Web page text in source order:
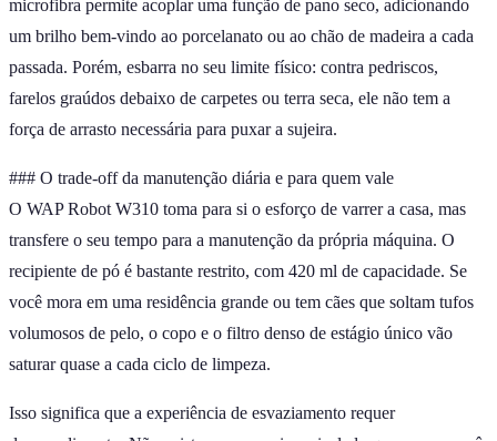
microfibra permite acoplar uma função de pano seco, adicionando
um brilho bem-vindo ao porcelanato ou ao chão de madeira a cada
passada. Porém, esbarra no seu limite físico: contra pedriscos,
farelos graúdos debaixo de carpetes ou terra seca, ele não tem a
força de arrasto necessária para puxar a sujeira.
### O trade-off da manutenção diária e para quem vale
O WAP Robot W310 toma para si o esforço de varrer a casa, mas
transfere o seu tempo para a manutenção da própria máquina. O
recipiente de pó é bastante restrito, com 420 ml de capacidade. Se
você mora em uma residência grande ou tem cães que soltam tufos
volumosos de pelo, o copo e o filtro denso de estágio único vão
saturar quase a cada ciclo de limpeza.
Isso significa que a experiência de esvaziamento requer